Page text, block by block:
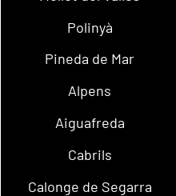
Polinyà
Pineda de Mar
Alpens
Aiguafreda
Cabrils
Calonge de Segarra